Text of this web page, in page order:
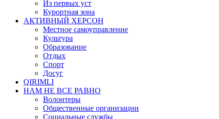
Из первых уст
Курортная зона
АКТИВНЫЙ ХЕРСОН
Местное самоуправление
Культура
Образование
Отдых
Спорт
Досуг
QIRIMLI
НАМ НЕ ВСЕ РАВНО
Волонтеры
Общественные организации
Социальные службы